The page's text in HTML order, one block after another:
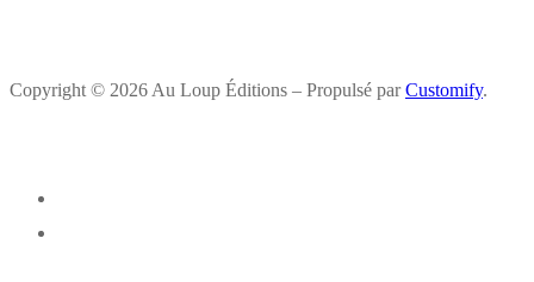
Copyright © 2026 Au Loup Éditions – Propulsé parCustomify.